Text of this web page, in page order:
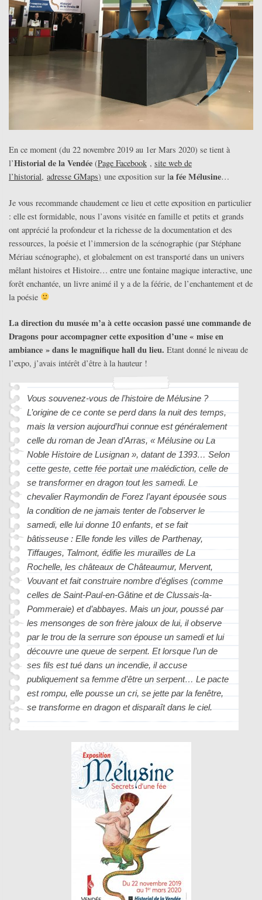
En ce moment (du 22 novembre 2019 au 1er Mars 2020) se tient à
l’Historial de la Vendée (Page Facebook , site web de
l’historial, adresse GMaps) une exposition sur la fée Mélusine…
Je vous recommande chaudement ce lieu et cette exposition en particulier
: elle est formidable, nous l’avons visitée en famille et petits et grands
ont apprécié la profondeur et la richesse de la documentation et des
ressources, la poésie et l’immersion de la scénographie (par Stéphane
Mériau scénographe), et globalement on est transporté dans un univers
mêlant histoires et Histoire… entre une fontaine magique interactive, une
forêt enchantée, un livre animé il y a de la féérie, de l’enchantement et de
la poésie
La direction du musée m’a à cette occasion passé une commande de
Dragons pour accompagner cette exposition d’une « mise en
ambiance » dans le magnifique hall du lieu. Etant donné le niveau de
l’expo, j’avais intérêt d’être à la hauteur !
Vous souvenez-vous de l’histoire de Mélusine ?
L’origine de ce conte se perd dans la nuit des temps,
mais la version aujourd’hui connue est généralement
celle du roman de Jean d’Arras, « Mélusine ou La
Noble Histoire de Lusignan », datant de 1393… Selon
cette geste, cette fée portait une malédiction, celle de
se transformer en dragon tout les samedi. Le
chevalier Raymondin de Forez l’ayant épousée sous
la condition de ne jamais tenter de l’observer le
samedi, elle lui donne 10 enfants, et se fait
bâtisseuse : Elle fonde les villes de Parthenay,
Tiffauges, Talmont, édifie les murailles de La
Rochelle, les châteaux de Châteaumur, Mervent,
Vouvant et fait construire nombre d’églises (comme
celles de Saint-Paul-en-Gâtine et de Clussais-la-
Pommeraie) et d’abbayes. Mais un jour, poussé par
les mensonges de son frère jaloux de lui, il observe
par le trou de la serrure son épouse un samedi et lui
découvre une queue de serpent. Et lorsque l’un de
ses fils est tué dans un incendie, il accuse
publiquement sa femme d’être un serpent… Le pacte
est rompu, elle pousse un cri, se jette par la fenêtre,
se transforme en dragon et disparaît dans le ciel.